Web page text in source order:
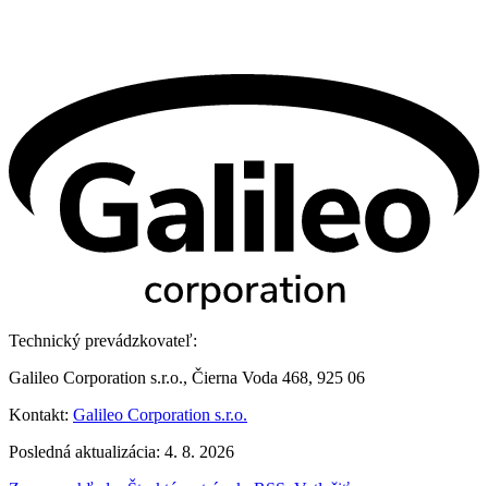
Technický prevádzkovateľ:
Galileo Corporation s.r.o., Čierna Voda 468, 925 06
Kontakt: Galileo Corporation s.r.o.
Posledná aktualizácia: 4. 8. 2026